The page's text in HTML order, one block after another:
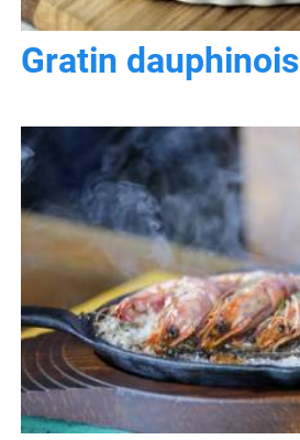
Gratin dauphinois